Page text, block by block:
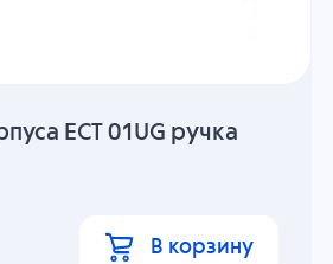
ECT 01UG ручка
В корзину